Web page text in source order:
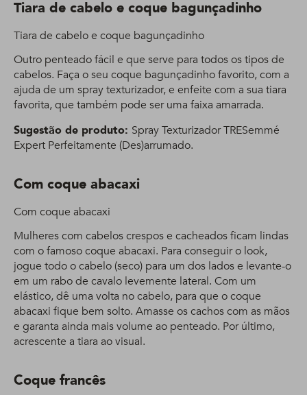
Tiara de cabelo e coque bagunçadinho
Tiara de cabelo e coque bagunçadinho
Outro penteado fácil e que serve para todos os tipos de
cabelos. Faça o seu coque bagunçadinho favorito, com a
ajuda de um spray texturizador, e enfeite com a sua tiara
favorita, que também pode ser uma faixa amarrada.
Sugestão de produto: Spray Texturizador TRESemmé
Expert Perfeitamente (Des)arrumado.
Com coque abacaxi
Com coque abacaxi
Mulheres com cabelos crespos e cacheados ficam lindas
com o famoso coque abacaxi. Para conseguir o look,
jogue todo o cabelo (seco) para um dos lados e levante-o
em um rabo de cavalo levemente lateral. Com um
elástico, dê uma volta no cabelo, para que o coque
abacaxi fique bem solto. Amasse os cachos com as mãos
e garanta ainda mais volume ao penteado. Por último,
acrescente a tiara ao visual.
Coque francês